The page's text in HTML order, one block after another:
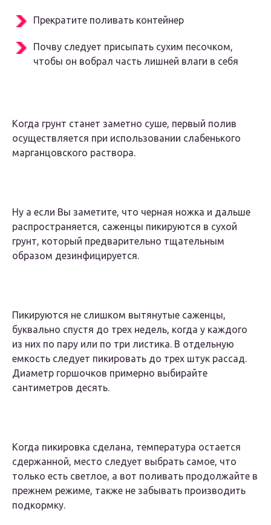
Прекратите поливать контейнер
Почву следует присыпать сухим песочком,
чтобы он вобрал часть лишней влаги в себя
Когда грунт станет заметно суше, первый полив
осуществляется при использовании слабенького
марганцовского раствора.
Ну а если Вы заметите, что черная ножка и дальше
распространяется, саженцы пикируются в сухой
грунт, который предварительно тщательным
образом дезинфицируется.
Пикируются не слишком вытянутые саженцы,
буквально спустя до трех недель, когда у каждого
из них по пару или по три листика. В отдельную
емкость следует пикировать до трех штук рассад.
Диаметр горшочков примерно выбирайте
сантиметров десять.
Когда пикировка сделана, температура остается
сдержанной, место следует выбрать самое, что
только есть светлое, а вот поливать продолжайте в
прежнем режиме, также не забывать производить
подкормку.